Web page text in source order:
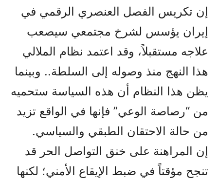
إن تكريس الفصل العنصري الرقمي في
إيران يؤسس لشرخ مجتمعي سيصعب
علاجه مستقبلاً، وقد اعتمد نظام الملالي
هذا النهج منذ وصوله إلى السلطة.. وبينما
يظن هذا النظام أن هذه السياسة ستحميه
من “رصاصة الوعي” فإنها في الواقع تزيد
من حالة الاحتقان الطبقي والسياسي.
إن المراهنة على خنق التواصل الحر قد
تنجح مؤقتاً في ضبط الإيقاع الأمني؛ لكنها